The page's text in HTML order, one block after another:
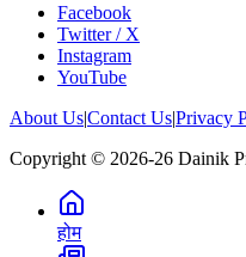
Facebook
Twitter / X
Instagram
YouTube
About Us|Contact Us|Privacy
Copyright © 2026-26 Dainik
होम